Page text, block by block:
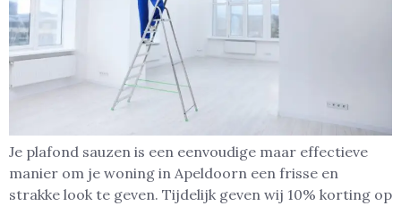
Je plafond sauzen is een eenvoudige maar effectieve
manier om je woning in Apeldoorn een frisse en
strakke look te geven. Tijdelijk geven wij 10% korting op